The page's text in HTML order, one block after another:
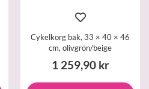
Cykelkorg bak, 33 × 40 × 46
cm, olivgrön/beige
1 259,90 kr